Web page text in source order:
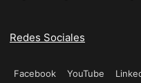
Redes Sociales
Facebook YouTube